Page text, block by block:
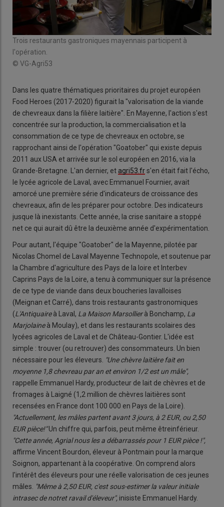
Trois restaurants gastroniques mayennais participent à
l'opération.
© VG-Agri53
Dans les quatre thématiques prioritaires du projet européen
Food Heroes (2017-2020) figurait la "valorisation de la viande
de chevreaux dans la filière laitière". En Mayenne, l'action s'est
concentrée sur la production, la commercialisation et la
consommation de ce type de chevreaux en octobre, se
rapprochant ainsi de l'opération "Goatober" qui existe depuis
2011 aux USA et arrivée sur le sol européen en 2016, via la
Grande-Bretagne. L'an dernier, et agri53.frs'en était fait l'écho,
le lycée agricole de Laval, avec Emmanuel Fournier, avait
amorcé une première série d'indicateurs de croissance des
chevreaux, afin de les préparer pour octobre. Des indicateurs
jusque là inexistants. Cette année, la crise sanitaire a stoppé
net ce qui aurait dû être la deuxième année d'expérimentation.
Pour autant, l'équipe "Goatober" de la Mayenne, pilotée par
Nicolas Chomel de Laval Mayenne Technopole, et soutenue par
la Chambre d'agriculture des Pays de la loire et Interbev
Caprins Pays de la Loire, a tenu à communiquer sur la présence
de ce type de viande dans deux boucheries lavalloises
(Meignan et Carré), dans trois restaurants gastronomiques
(L'Antiquaireà Laval, La Maison Marsollierà Bonchamp, La
Marjolaineà Moulay), et dans les restaurants scolaires des
lycées agricoles de Laval et de Château-Gontier. L'idée est
simple : trouver (ou retrouver) des consommateurs. Un bien
nécessaire pour les éleveurs.
"Une chèvre laitière fait en
moyenne 1,8 chevreau par an et environ 1/2 est un mâle",
rappelle Emmanuel Hardy, producteur de lait de chèvres et de
fromages à Laigné (1,2 million de chèvres laitières sont
recensées en France dont 100 000 en Pays de la Loire).
"Actuellement, les mâles partent avant 3 jours, à 2 EUR, ou 2,50
EUR pièce!"Un chiffre qui, parfois, peut même êtreinférieur.
"Cette année, Agrial nous les a débarrassés pour 1 EUR pièce !",
affirme Vincent Bourdon, éleveur à Pontmain pour la marque
Soignon, appartenant à la coopérative. On comprend alors
l'intérêt des éleveurs pour une réelle valorisation de ces jeunes
mâles.
"Même à 2,50 EUR, c'est sous-estimer la valeur initiale
intrasec de notret ravail d'éleveur", inisiste Emmanuel Hardy.